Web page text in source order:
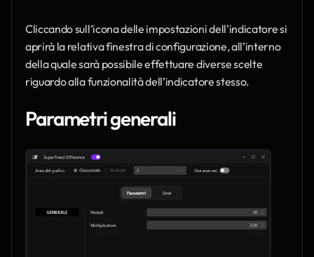
Cliccando sull’icona delle impostazioni dell’indicatore si
aprirà la relativa finestra di configurazione, all’interno
della quale sarà possibile effettuare diverse scelte
riguardo alla funzionalità dell’indicatore stesso.
Parametri generali